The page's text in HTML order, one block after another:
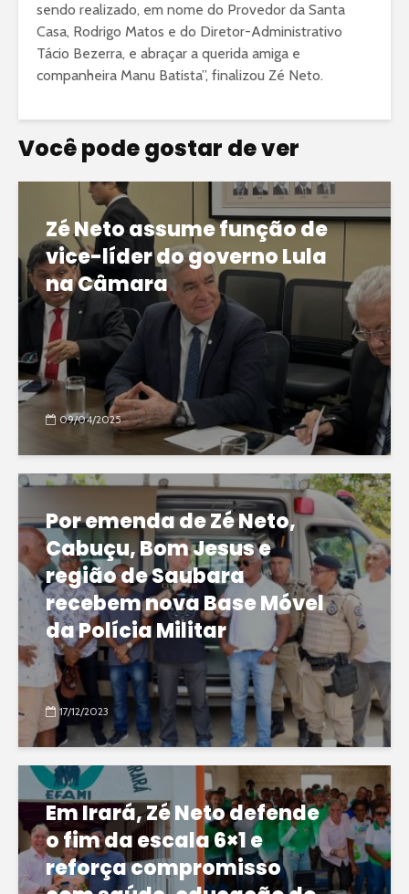
sendo realizado, em nome do Provedor da Santa
Casa, Rodrigo Matos e do Diretor-Administrativo
Tácio Bezerra, e abraçar a querida amiga e
companheira Manu Batista”, finalizou Zé Neto.
Você pode gostar de ver
Zé Neto assume função de
vice-líder do governo Lula
na Câmara
09/04/2025
Por emenda de Zé Neto,
Cabuçu, Bom Jesus e
região de Saubara
recebem nova Base Móvel
da Polícia Militar
17/12/2023
Em Irará, Zé Neto defende
o fim da escala 6×1 e
reforça compromisso